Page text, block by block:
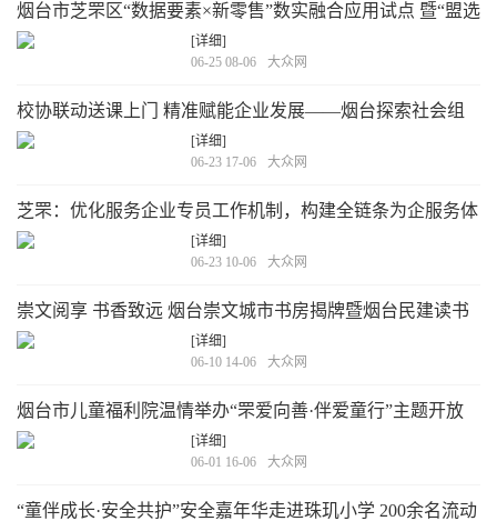
烟台市芝罘区“数据要素×新零售”数实融合应用试点 暨“盟选
生态”零售服务业实体门店数字化转型体系推广正式启动
[详细]
06-25 08-06
大众网
校协联动送课上门 精准赋能企业发展——烟台探索社会组
织服务产业人才培育新路径
[详细]
06-23 17-06
大众网
芝罘：优化服务企业专员工作机制，构建全链条为企服务体
系
[详细]
06-23 10-06
大众网
崇文阅享 书香致远 烟台崇文城市书房揭牌暨烟台民建读书
会成立仪式举办
[详细]
06-10 14-06
大众网
烟台市儿童福利院温情举办“罘爱向善·伴爱童行”主题开放
日活动
[详细]
06-01 16-06
大众网
“童伴成长·安全共护”安全嘉年华走进珠玑小学 200余名流动